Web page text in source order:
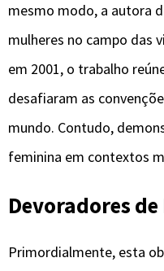
mesmo modo, a autora
mulheres no campo das
em 2001, o trabalho
desafiaram as
mundo. Contudo,
feminina em contextos
Devoradores
Primordialmente, esta